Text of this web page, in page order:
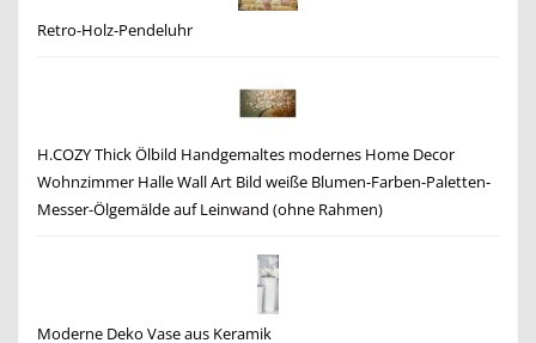
Retro-Holz-Pendeluhr
H.COZY Thick Ölbild Handgemaltes modernes Home Decor
Wohnzimmer Halle Wall Art Bild weiße Blumen-Farben-Paletten-
Messer-Ölgemälde auf Leinwand (ohne Rahmen)
Moderne Deko Vase aus Keramik